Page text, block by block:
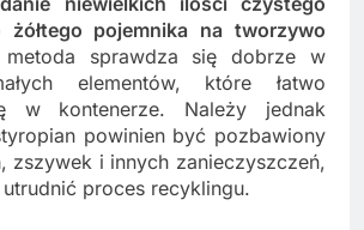
żółtego pojemnika na tworzywo
sprawdza się dobrze w
elementów, które łatwo
w kontenerze. Należy jednak
powinien być pozbawiony
zszywek i innych zanieczyszczeń,
proces recyklingu.